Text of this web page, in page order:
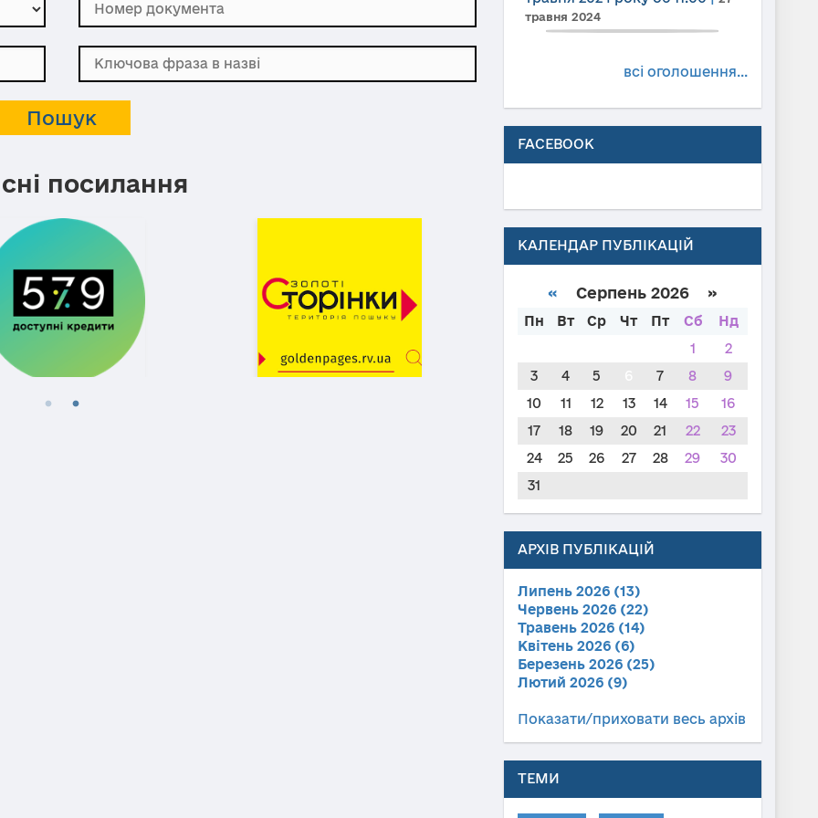
посилання
травня 2024
всі оголошення...
FACEBOOK
КАЛЕНДАР ПУБЛІКАЦІЙ
« Серпень 2026 »
Пн Вт Ср Чт Пт Сб
Нд
1
2
3
4 5 7 8
9
10
11 12 13 14 15
16
17
18 19 20 21 22
23
24
25 26 27 28 29
30
31
АРХІВ ПУБЛІКАЦІЙ
Липень 2026 (13)
Червень 2026 (22)
Травень 2026 (14)
Квітень 2026 (6)
Березень 2026 (25)
Лютий 2026 (9)
Показати/приховати весь архів
ТЕМИ